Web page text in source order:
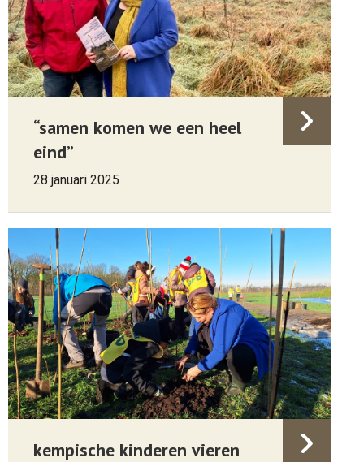
“samen komen we een heel
eind”
28 januari 2025
kempische kinderen vieren